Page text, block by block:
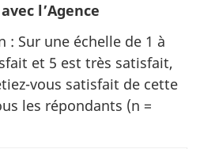
l’Agence
: Sur une échelle de 1 à
et 5 est très satisfait,
vous satisfait de cette
les répondants (n =